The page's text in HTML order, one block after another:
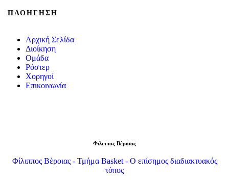
ΠΛΟΉΓΗΣΗ
Αρχική Σελίδα
Διοίκηση
Ομάδα
Ρόστερ
Χορηγοί
Επικοινωνία
Φιλιππος Βέροιας
Φίλιππος Βέροιας - Τμήμα Basket - Ο επίσημος διαδιακτυακός
τόπος